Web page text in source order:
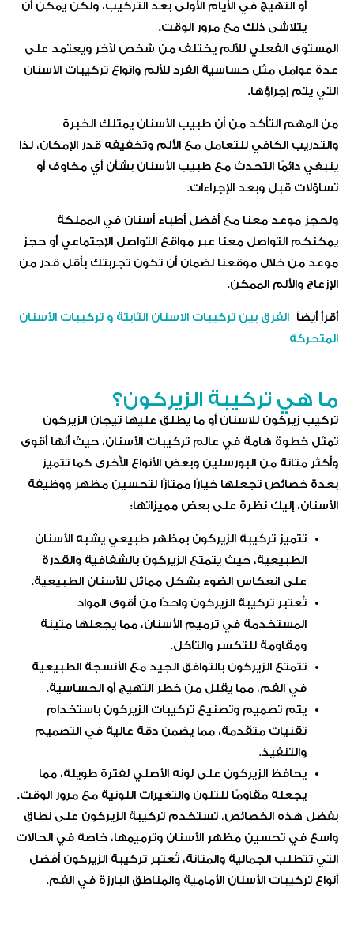
أو التهيج في الأيام الأولى بعد التركيب، ولكن يمكن أن
يتلاشى ذلك مع مرور الوقت.
المستوى الفعلي للألم يختلف من شخص لآخر ويعتمد على
عدة عوامل مثل حساسية الفرد للألم وانواع تركيبات الاسنان
التي يتم إجراؤها.
من المهم التأكد من أن طبيب الأسنان يمتلك الخبرة
والتدريب الكافي للتعامل مع الألم وتخفيفه قدر الإمكان، لذا
ينبغي دائمًا التحدث مع طبيب الأسنان بشأن أي مخاوف أو
تساؤلات قبل وبعد الإجراءات.
ولحجز موعد معنا مع أفضل أطباء أسنان في المملكة
يمكنكم التواصل معنا عبر مواقع التواصل الإجتماعي أو حجز
موعد من خلال موقعنا لضمان أن تكون تجربتك بأقل قدر من
الإزعاج والألم الممكن.
أقرأ أيضاً
الفرق بين تركيبات الاسنان الثابتة​ و تركيبات الأسنان
المتحركة
ما هي تركيبة الزيركون؟
تركيب زيركون للاسنان أو ما يطلق عليها تيجان الزيركون
تمثل خطوة هامة في عالم تركيبات الأسنان، حيث أنها أقوى
وأكثر متانة من البورسلين وبعض الأنواع الأُخرى كما تتميز
بعدة خصائص تجعلها خيارًا ممتازًا لتحسين مظهر ووظيفة
الأسنان، إليك نظرة على بعض مميزاتها:
تتميز تركيبة الزيركون بمظهر طبيعي يشبه الأسنان
الطبيعية، حيث يتمتع الزيركون بالشفافية والقدرة
على انعكاس الضوء بشكل مماثل للأسنان الطبيعية.
تُعتبر تركيبة الزيركون واحدًا من أقوى المواد
المستخدمة في ترميم الأسنان، مما يجعلها متينة
ومقاومة للتكسر والتآكل.
تتمتع الزيركون بالتوافق الجيد مع الأنسجة الطبيعية
في الفم، مما يقلل من خطر التهيج أو الحساسية.
يتم تصميم وتصنيع تركيبات الزيركون باستخدام
تقنيات متقدمة، مما يضمن دقة عالية في التصميم
والتنفيذ.
يحافظ الزيركون على لونه الأصلي لفترة طويلة، مما
يجعله مقاومًا للتلون والتغيرات اللونية مع مرور الوقت.
بفضل هذه الخصائص، تستخدم تركيبة الزيركون على نطاق
واسع في تحسين مظهر الأسنان وترميمها، خاصة في الحالات
التي تتطلب الجمالية والمتانة، تُعتبر تركيبة الزيركون أفضل
أنواع تركيبات الأسنان الأمامية والمناطق البارزة في الفم.